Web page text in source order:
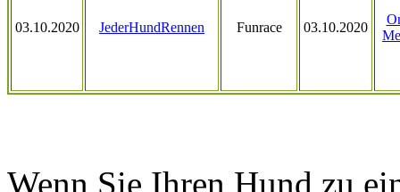
03.10.2020 JederHundRennen Funrace 03.10.2020
Wenn Sie Ihren Hund zu